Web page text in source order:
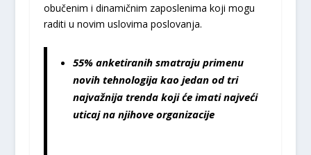
obučenim i dinamičnim zaposlenima koji mogu
raditi u novim uslovima poslovanja.
55% anketiranih smatraju primenu
novih tehnologijakao jedan od tri
najvažnija trenda koji će imati najveći
uticaj na njihove organizacije